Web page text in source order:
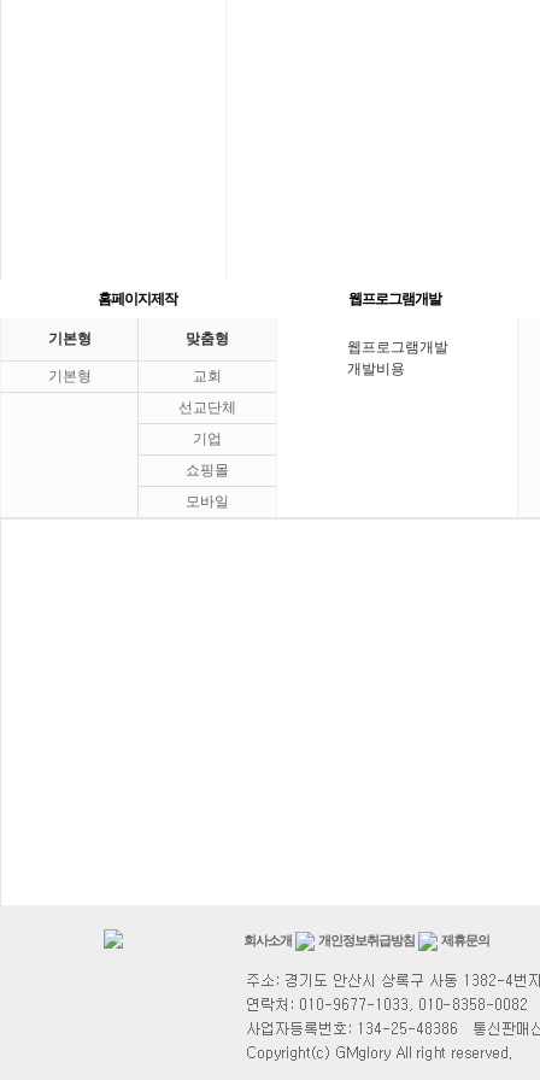
홈페이지제작 웹프로그램개발
기본형 맞춤형
기본형
교회
선교단체
기업
쇼핑몰
모바일
웹프로그램개발
개발비용
회사소개 개인정보취급방침 제휴문의